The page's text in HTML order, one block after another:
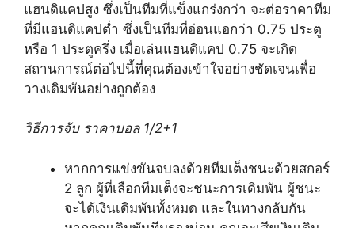
แฮนดิแคปสูง ซึ่งเป็นทีมที่แข็งแกร่งกว่า จะต่อราคาทีม
ที่มีแฮนดิแคปต่ำ ซึ่งเป็นทีมที่อ่อนแอกว่า 0.75 ประตู
หรือ 1 ประตูครึ่ง เมื่อเล่นแฮนดิแคป 0.75 จะเกิด
สถานการณ์ต่อไปนี้ที่คุณต้องเข้าใจอย่างชัดเจนเพื่อ
วางเดิมพันอย่างถูกต้อง
วิธีการจับ ราคาบอล 1/2+1
หากการแข่งขันจบลงด้วยทีมเต็งชนะด้วยสกอร์
2 ลูก ผู้ที่เลือกทีมเต็งจะชนะการเดิมพัน ผู้ชนะ
จะได้เงินเดิมพันทั้งหมด และในทางกลับกัน